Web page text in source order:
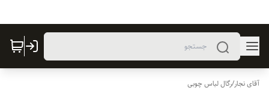
آقای نجار/رگال لباس چوبی